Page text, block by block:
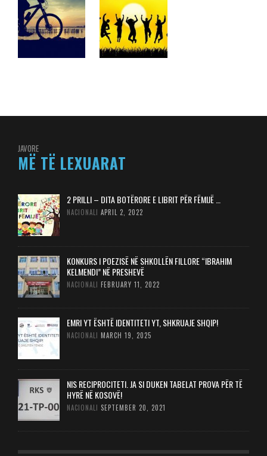
JAVORE
MË TË LEXUARAT
2 PRILLI – DITA BOTËRORE E LIBRIT PËR FËMIJË …
NACIONALI APRIL 2, 2022
KONKURS I POEZISË NË SHKOLLËN FILLORE “IBRAHIM
KELMENDI” NË PRESHEVË
NACIONALI FEBRUARY 11, 2022
EMRI YT ËSHTË IDENTITETI YT, SHKRUAJE SHQIP!
NACIONALI MARCH 19, 2025
NIS RECIPROCITETI. JA SI DUKEN TABELAT PROVA PËR TË
HYRË NË KOSOVË!
NACIONALI SEPTEMBER 20, 2021